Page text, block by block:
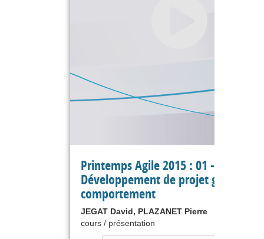
Printemps Agile 2015 : 01 -
Développement de projet guidé par
comportement
JEGAT David, PLAZANET Pierre
cours / présentation